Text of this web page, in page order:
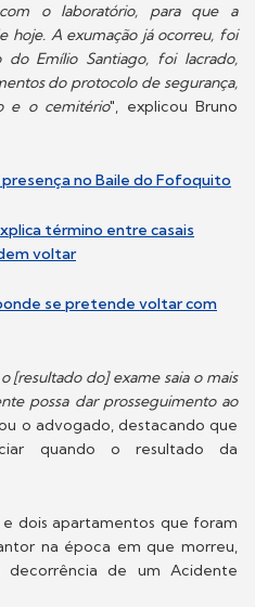
o laboratório, para que a
hoje. A exumação já ocorreu, foi
Emílio Santiago, foi lacrado,
do protocolo de segurança,
e o cemitério", explicou Bruno
presença no Baile do Fofoquito
término entre casais
voltar
se pretende voltar com
[resultado do] exame saia o mais
possa dar prosseguimento ao
o advogado, destacando que
quando o resultado da
e dois apartamentos que foram
na época em que morreu,
decorrência de um Acidente